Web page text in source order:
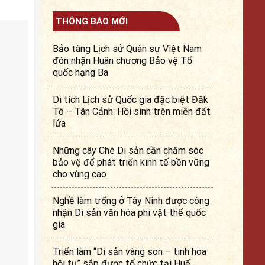
THÔNG BÁO MỚI
Bảo tàng Lịch sử Quân sự Việt Nam
đón nhận Huân chương Bảo vệ Tổ
quốc hạng Ba
Di tích Lịch sử Quốc gia đặc biệt Đăk
Tô – Tân Cảnh: Hồi sinh trên miền đất
lửa
Những cây Chè Di sản cần chăm sóc
bảo vệ để phát triển kinh tế bền vững
cho vùng cao
Nghề làm trống ở Tây Ninh được công
nhận Di sản văn hóa phi vật thể quốc
gia
Triển lãm “Di sản vàng son – tinh hoa